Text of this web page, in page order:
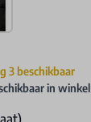
3 beschikbaar
in winkel